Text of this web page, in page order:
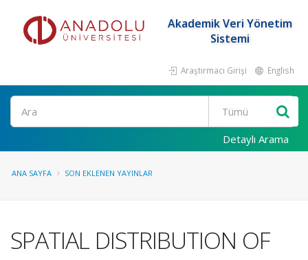
Akademik Veri Yönetim
Sistemi
Araştırmacı Girişi English
Ara
Detaylı Arama
ANA SAYFA SON EKLENEN YAYINLAR
SPATIAL DISTRIBUTION OF